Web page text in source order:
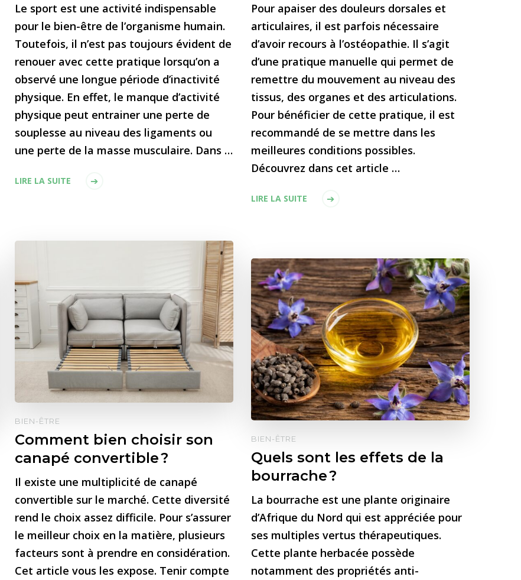
Le sport est une activité indispensable
pour le bien-être de l’organisme humain.
Toutefois, il n’est pas toujours évident de
renouer avec cette pratique lorsqu’on a
observé une longue période d’inactivité
physique. En effet, le manque d’activité
physique peut entrainer une perte de
souplesse au niveau des ligaments ou
une perte de la masse musculaire. Dans …
LIRE LA SUITE
Pour apaiser des douleurs dorsales et
articulaires, il est parfois nécessaire
d’avoir recours à l’ostéopathie. Il s’agit
d’une pratique manuelle qui permet de
remettre du mouvement au niveau des
tissus, des organes et des articulations.
Pour bénéficier de cette pratique, il est
recommandé de se mettre dans les
meilleures conditions possibles.
Découvrez dans cet article …
LIRE LA SUITE
BIEN-ÊTRE
Comment bien choisir son
canapé convertible ?
Il existe une multiplicité de canapé
convertible sur le marché. Cette diversité
rend le choix assez difficile. Pour s’assurer
le meilleur choix en la matière, plusieurs
facteurs sont à prendre en considération.
Cet article vous les expose. Tenir compte
BIEN-ÊTRE
Quels sont les effets de la
bourrache ?
La bourrache est une plante originaire
d’Afrique du Nord qui est appréciée pour
ses multiples vertus thérapeutiques.
Cette plante herbacée possède
notamment des propriétés anti-